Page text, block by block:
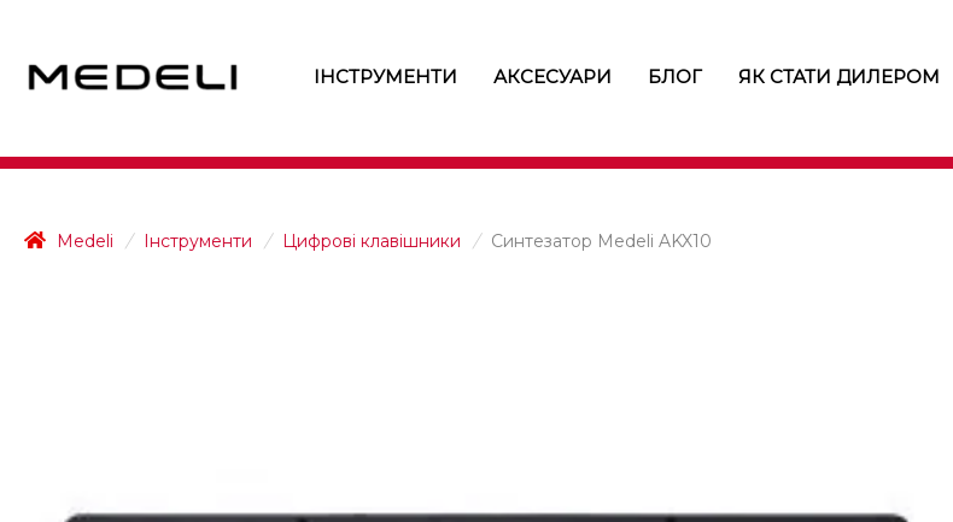
ІНСТРУМЕНТИ АКСЕСУАРИ БЛОГ ЯК СТАТИ ДИЛЕРОМ
Medeli / Інструменти / Цифрові клавішники / Синтезатор Medeli AKX10